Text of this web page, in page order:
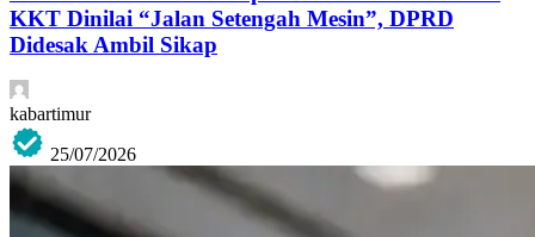
KKT Dinilai “Jalan Setengah Mesin”, DPRD
Didesak Ambil Sikap
kabartimur
25/07/2026